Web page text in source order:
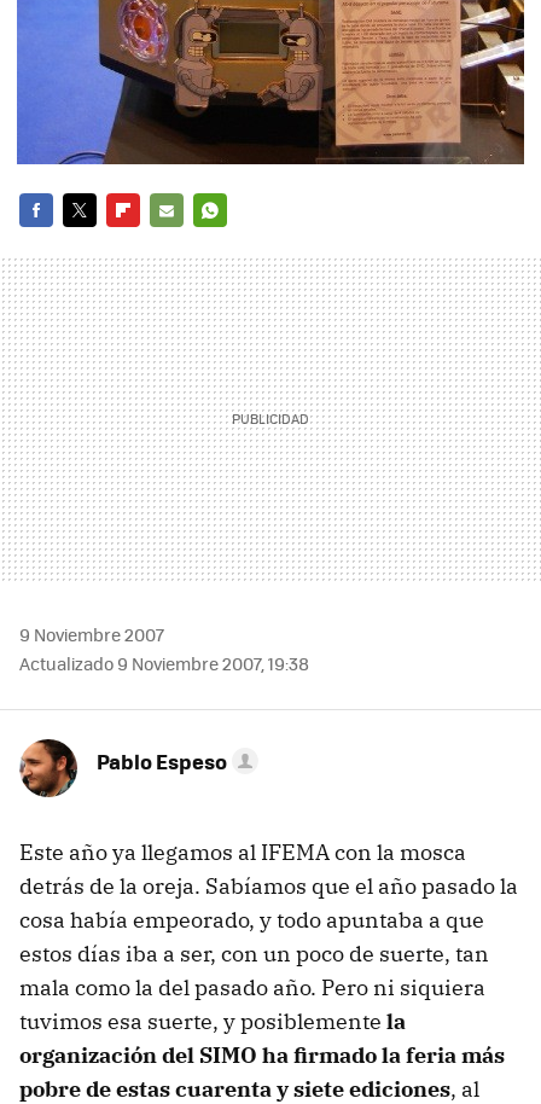
MAIL
9 Noviembre 2007
Actualizado 9 Noviembre 2007, 19:38
Pablo Espeso
Este año ya llegamos al IFEMA con la mosca
detrás de la oreja. Sabíamos que el año pasado la
cosa había empeorado, y todo apuntaba a que
estos días iba a ser, con un poco de suerte, tan
mala como la del pasado año. Pero ni siquiera
tuvimos esa suerte, y posiblemente la
organización del SIMO ha firmado la feria más
pobre de estas cuarenta y siete ediciones, al